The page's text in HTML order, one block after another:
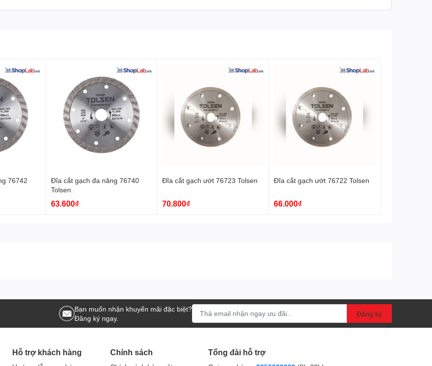
76742
Đĩa cắt gạch đa năng 76740
Tolsen
63.600₫
Đĩa cắt gạch ướt 76723 Tolsen
70.800₫
Đĩa cắt gạch ướt 76722 Tolsen
66.000₫
Bạn muốn nhận khuyến mãi đặc biệt?
Đăng ký ngay.
Đăng ký
Hỗ trợ khách hàng Chính sách Tổng đài hỗ trợ